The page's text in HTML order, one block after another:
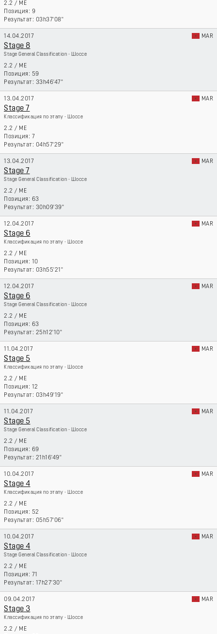
2.2 / ME
9
03h37'08''
14.04.2017 MAR
Stage 8
Stage General Classification - Шоссе
2.2 / ME
59
33h46'47''
13.04.2017 MAR
Stage 7
Классификация по этапу - Шоссе
2.2 / ME
7
04h57'29''
13.04.2017 MAR
Stage 7
Stage General Classification - Шоссе
2.2 / ME
63
30h09'39''
12.04.2017 MAR
Stage 6
Классификация по этапу - Шоссе
2.2 / ME
10
03h55'21''
12.04.2017 MAR
Stage 6
Stage General Classification - Шоссе
2.2 / ME
63
25h12'10''
11.04.2017 MAR
Stage 5
Классификация по этапу - Шоссе
2.2 / ME
12
03h49'19''
11.04.2017 MAR
Stage 5
Stage General Classification - Шоссе
2.2 / ME
69
21h16'49''
10.04.2017 MAR
Stage 4
Классификация по этапу - Шоссе
2.2 / ME
52
05h57'06''
10.04.2017 MAR
Stage 4
Stage General Classification - Шоссе
2.2 / ME
71
17h27'30''
09.04.2017 MAR
Stage 3
Классификация по этапу - Шоссе
2.2 / ME